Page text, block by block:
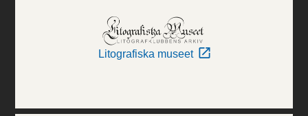
Litografiska museet